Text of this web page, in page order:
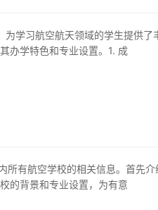
办学特色和专业设置。1. 成
的背景和专业设置，为有意